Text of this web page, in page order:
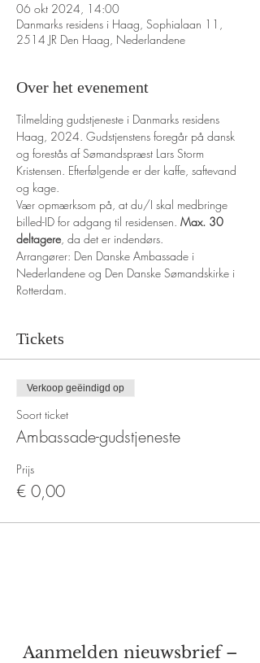
06 okt 2024, 14:00
Danmarks residens i Haag, Sophialaan 11,
2514 JR Den Haag, Nederlandene
Over het evenement
Tilmelding gudstjeneste i Danmarks residens
Haag, 2024. Gudstjenstens foregår på dansk
og forestås af Sømandspræst Lars Storm
Kristensen. Efterfølgende er der kaffe, saftevand
og kage.
Vær opmærksom på, at du/I skal medbringe
billed-ID for adgang til residensen. Max. 30
deltagere, da det er indendørs.
Arrangører: Den Danske Ambassade i
Nederlandene og Den Danske Sømandskirke i
Rotterdam.
Tickets
Verkoop geëindigd op
Soort ticket
Ambassade-gudstjeneste
Prijs
€ 0,00
Aanmelden nieuwsbrief –